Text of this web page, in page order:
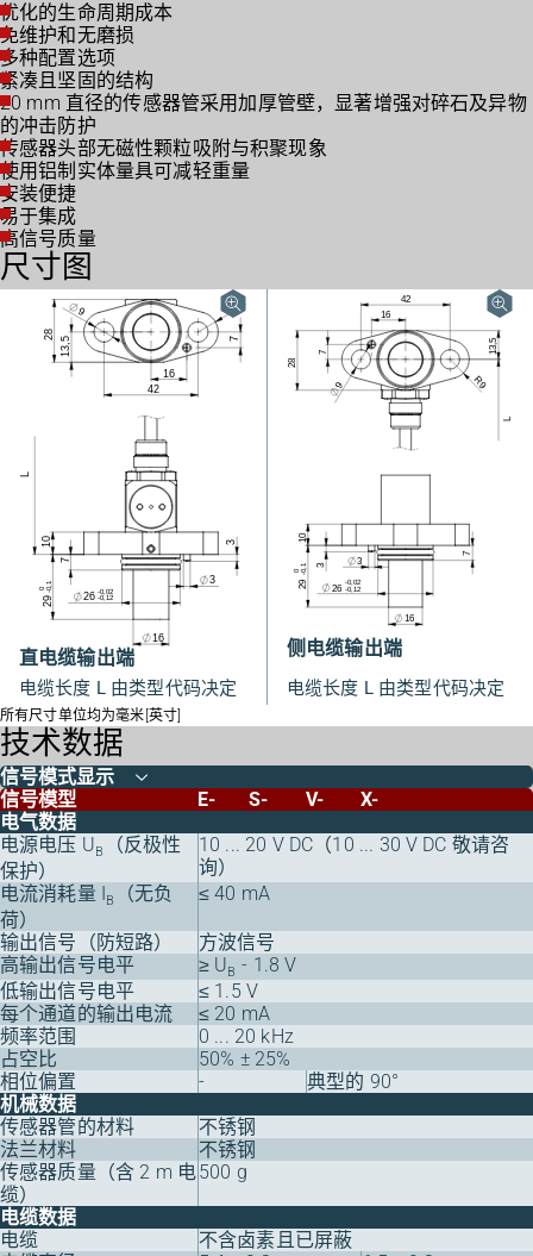
优化的生命周期成本
免维护和无磨损
多种配置选项
紧凑且坚固的结构
20 mm 直径的传感器管采用加厚管壁，显著增强对碎石及异物
的冲击防护
传感器头部无磁性颗粒吸附与积聚现象
使用铝制实体量具可减轻重量
安装便捷
易于集成
高信号质量
尺寸图
直电缆输出端
电缆长度 L 由类型代码决定
侧电缆输出端
电缆长度 L 由类型代码决定
所有尺寸单位均为毫米[英寸]
技术数据
信号模式显示
信号模型
E- S- V-
X-
电气数据
电源电压 UB
（反极性
保护）
10 ... 20 V DC（10 ... 30 V DC 敬请咨
询）
电流消耗量 IB
（无负
荷）
≤ 40 mA
输出信号（防短路）
方波信号
高输出信号电平
≥ UB - 1.8 V
低输出信号电平
≤ 1.5 V
每个通道的输出电流
≤ 20 mA
频率范围
0 ... 20 kHz
占空比
50% ± 25%
相位偏置
-
典型的 90°
机械数据
传感器管的材料
不锈钢
法兰材料
不锈钢
传感器质量（含 2 m 电
缆）
500 g
电缆数据
电缆
不含卤素且已屏蔽